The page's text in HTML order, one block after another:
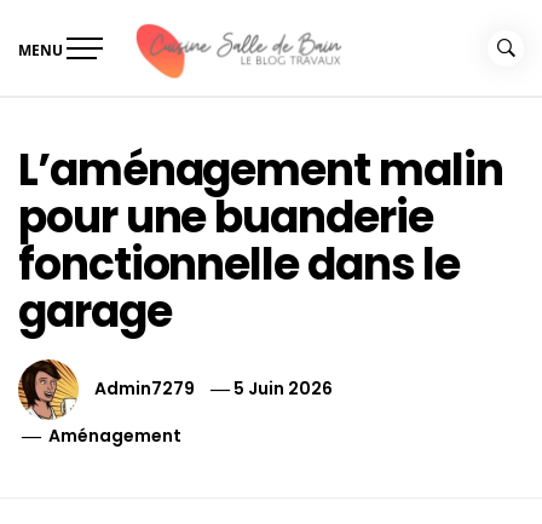
MENU
L’aménagement malin
pour une buanderie
fonctionnelle dans le
garage
Admin7279
5 Juin 2026
Aménagement